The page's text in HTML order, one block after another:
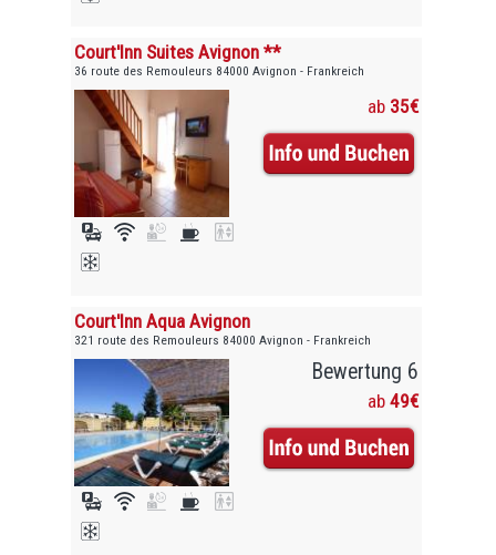
Court'Inn Suites Avignon **
36 route des Remouleurs 84000 Avignon - Frankreich
ab 35€
Court'Inn Aqua Avignon
321 route des Remouleurs 84000 Avignon - Frankreich
Bewertung 6
ab 49€